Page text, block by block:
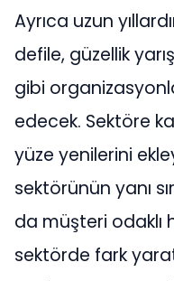
Ayrıca uzun
defile, güzellik
gibi
edecek. Sektöre
yüze yenilerini
sektörünün yanı
da müşteri odaklı
sektörde fark